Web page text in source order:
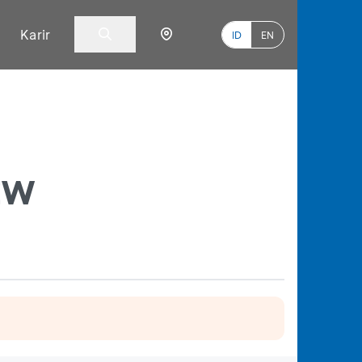
Karir ID EN